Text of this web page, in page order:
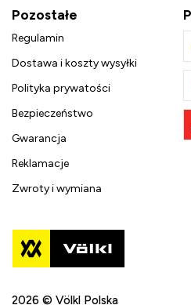
Pozostałe
Regulamin
Dostawa i koszty wysyłki
Polityka prywatości
Bezpieczeństwo
Gwarancja
Reklamacje
Zwroty i wymiana
2026 © Völkl Polska